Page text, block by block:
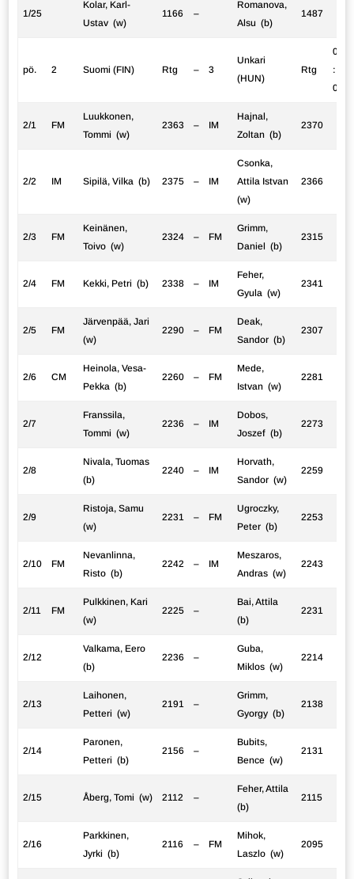
1/25
Kolar, Karl-
Ustav (w)
1166 –
Romanova,
Alsu (b)
1487
pö. 2 Suomi (FIN) Rtg – 3
Unkari
(HUN)
Rtg
0
:
0
2/1 FM
Luukkonen,
Tommi (w)
2363 – IM
Hajnal,
Zoltan (b)
2370
2/2 IM Sipilä, Vilka (b) 2375 – IM
Csonka,
Attila Istvan
(w)
2366
2/3 FM
Keinänen,
Toivo (w)
2324 – FM
Grimm,
Daniel (b)
2315
2/4 FM Kekki, Petri (b) 2338 – IM
Feher,
Gyula (w)
2341
2/5 FM
Järvenpää, Jari
(w)
2290 – FM
Deak,
Sandor (b)
2307
2/6 CM
Heinola, Vesa-
Pekka (b)
2260 – FM
Mede,
Istvan (w)
2281
2/7
Franssila,
Tommi (w)
2236 – IM
Dobos,
Joszef (b)
2273
2/8
Nivala, Tuomas
(b)
2240 – IM
Horvath,
Sandor (w)
2259
2/9
Ristoja, Samu
(w)
2231 – FM
Ugroczky,
Peter (b)
2253
2/10 FM
Nevanlinna,
Risto (b)
2242 – IM
Meszaros,
Andras (w)
2243
2/11 FM
Pulkkinen, Kari
(w)
2225 –
Bai, Attila
(b)
2231
2/12
Valkama, Eero
(b)
2236 –
Guba,
Miklos (w)
2214
2/13
Laihonen,
Petteri (w)
2191 –
Grimm,
Gyorgy (b)
2138
2/14
Paronen,
Petteri (b)
2156 –
Bubits,
Bence (w)
2131
2/15 Åberg, Tomi (w) 2112 –
Feher, Attila
(b)
2115
2/16
Parkkinen,
Jyrki (b)
2116 – FM
Mihok,
Laszlo (w)
2095